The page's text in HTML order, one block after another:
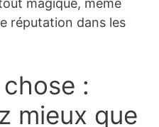
magique, même
réputation dans les
:
mieux que